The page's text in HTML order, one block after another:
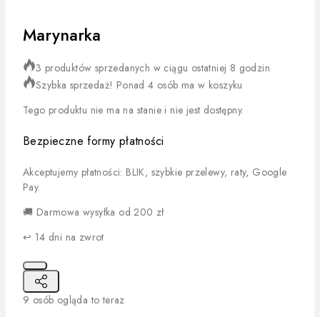
Marynarka
3 produktów sprzedanych w ciągu ostatniej 8 godzin
Szybka sprzedaż! Ponad 4 osób ma w koszyku
Tego produktu nie ma na stanie i nie jest dostępny.
Bezpieczne formy płatności
Akceptujemy płatności: BLIK, szybkie przelewy, raty, Google
Pay.
🚚 Darmowa wysyłka od 200 zł
↩️ 14 dni na zwrot
9 osób ogląda to teraz